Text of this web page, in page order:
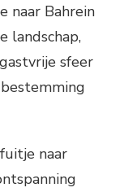
naar Bahrein
landschap,
sfeer
naar